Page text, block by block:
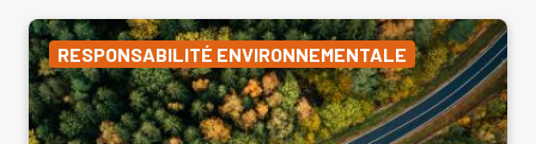
RESPONSABILITÉ ENVIRONNEMENTALE